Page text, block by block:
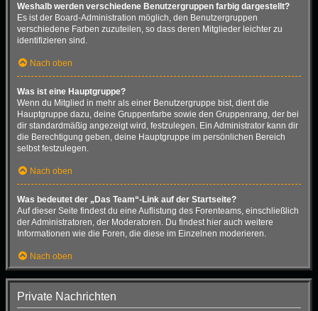
Weshalb werden verschiedene Benutzergruppen farbig dargestellt?
Es ist der Board-Administration möglich, den Benutzergruppen
verschiedene Farben zuzuteilen, so dass deren Mitglieder leichter zu
identifizieren sind.
Nach oben
Was ist eine Hauptgruppe?
Wenn du Mitglied in mehr als einer Benutzergruppe bist, dient die
Hauptgruppe dazu, deine Gruppenfarbe sowie den Gruppenrang, der bei
dir standardmäßig angezeigt wird, festzulegen. Ein Administrator kann dir
die Berechtigung geben, deine Hauptgruppe im persönlichen Bereich
selbst festzulegen.
Nach oben
Was bedeutet der „Das Team“-Link auf der Startseite?
Auf dieser Seite findest du eine Auflistung des Forenteams, einschließlich
der Administratoren, der Moderatoren. Du findest hier auch weitere
Informationen wie die Foren, die diese im Einzelnen moderieren.
Nach oben
Private Nachrichten